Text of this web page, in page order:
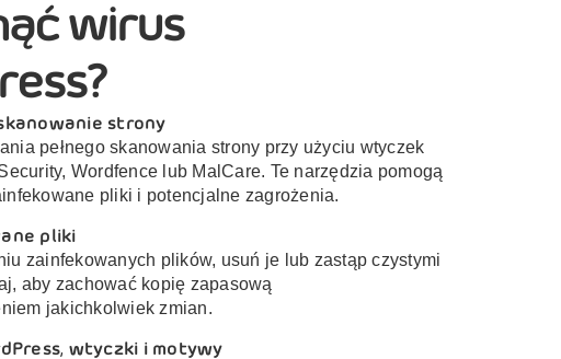
wirus
strony
pełnego skanowania strony przy użyciu wtyczek
Wordfence lub MalCare. Te narzędzia pomogą
pliki i potencjalne zagrożenia.
pliki
zainfekowanych plików, usuń je lub zastąp czystymi
aby zachować kopię zapasową
jakichkolwiek zmian.
wtyczki i motywy